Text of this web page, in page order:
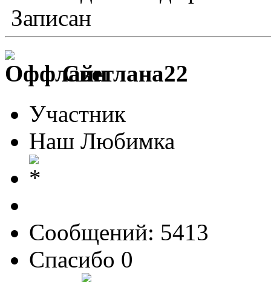
Записан
Светлана22
Участник
Наш Любимка
Сообщений: 5413
Спасибо 0